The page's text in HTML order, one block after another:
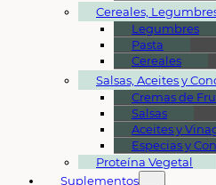
Cereales,
Legumbres
Pasta
Cereales
Salsas, Aceites y
Cremas de
Salsas
Aceites y
Especias y
Proteína Vegetal
Suplementos